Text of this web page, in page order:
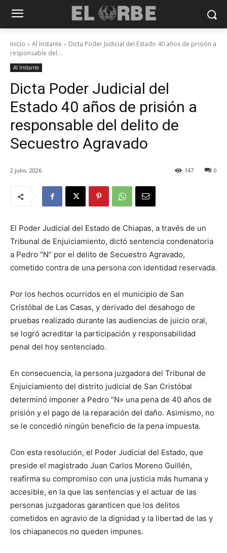
Inicio Al Instante
Dicta Poder Judicial del Estado 40 años de prisión a
responsable del...
Al Instante
Dicta Poder Judicial del
Estado 40 años de prisión a
responsable del delito de
Secuestro Agravado
2 julio, 2026 0
147
El Poder Judicial del Estado de Chiapas, a través de un
Tribunal de Enjuiciamiento, dictó sentencia condenatoria
a Pedro “N” por el delito de Secuestro Agravado,
cometido contra de una persona con identidad reservada.
Por los hechos ocurridos en el municipio de San
Cristóbal de Las Casas, y derivado del desahogo de
pruebas realizado durante las audiencias de juicio oral,
se logró acreditar la participación y responsabilidad
penal del hoy sentenciado.
En consecuencia, la persona juzgadora del Tribunal de
Enjuiciamiento del distrito judicial de San Cristóbal
determinó imponer a Pedro “N» una pena de 40 años de
prisión y el pago de la reparación del daño. Asimismo, no
se le concedió ningún beneficio de la pena impuesta.
Con esta resolución, el Poder Judicial del Estado, que
preside el magistrado Juan Carlos Moreno Guillén,
reafirma su compromiso con una justicia más humana y
accesible, en la que las sentencias y el actuar de las
personas juzgadoras garanticen que los delitos
cometidos en agravio de la dignidad y la libertad de las y
los chiapanecos no queden impunes.